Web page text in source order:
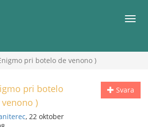
Meny
pri botelo de venono )
Svara
pri botelo
venono )
, 22 oktober